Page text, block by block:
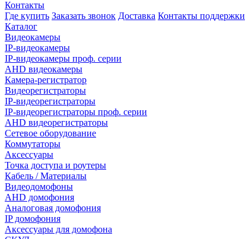
Контакты
Где купить Заказать звонок Доставка Контакты поддержки
Каталог
Видеокамеры
IP-видеокамеры
IP-видеокамеры проф. серии
AHD видеокамеры
Камера-регистратор
Видеорегистраторы
IP-видеорегистраторы
IP-видеорегистраторы проф. серии
AHD видеорегистраторы
Сетевое оборудование
Коммутаторы
Аксессуары
Точка доступа и роутеры
Кабель / Материалы
Видеодомофоны
AHD домофония
Аналоговая домофония
IP домофония
Аксессуары для домофона